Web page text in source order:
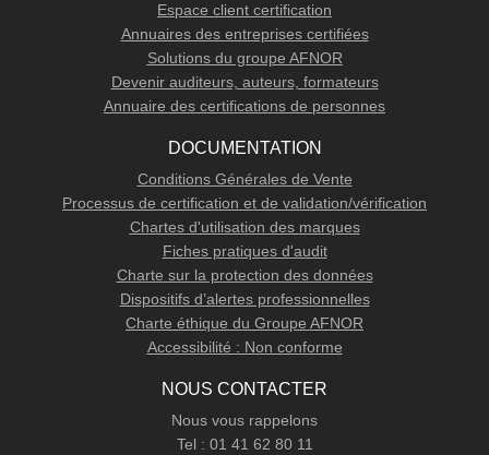
Espace client certification
Annuaires des entreprises certifiées
Solutions du groupe AFNOR
Devenir auditeurs, auteurs, formateurs
Annuaire des certifications de personnes
DOCUMENTATION
Conditions Générales de Vente
Processus de certification et de validation/vérification
Chartes d'utilisation des marques
Fiches pratiques d'audit
Charte sur la protection des données
Dispositifs d’alertes professionnelles
Charte éthique du Groupe AFNOR
Accessibilité : Non conforme
NOUS CONTACTER
Nous vous rappelons
Tel : 01 41 62 80 11